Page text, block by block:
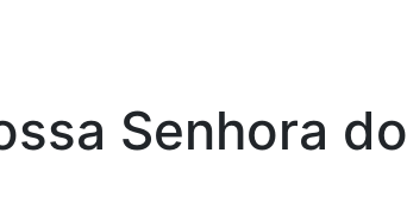
Senhora do